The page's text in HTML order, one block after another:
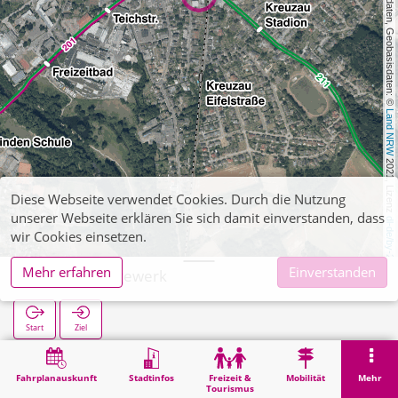
, Kartendaten, Geobasisdaten: ©
Land NRW
2021, Lizenz
dl-de/by-2-0
Fahrplanauskunft Stadtinfos
Freizeit &
Tourismus
Mobilität Mehr
Kreuzau Sägewerk
Start Ziel
Suche
Diese Webseite verwendet Cookies. Durch die Nutzung
unserer Webseite erklären Sie sich damit einverstanden, dass
wir Cookies einsetzen.
Mehr erfahren
Einverstanden